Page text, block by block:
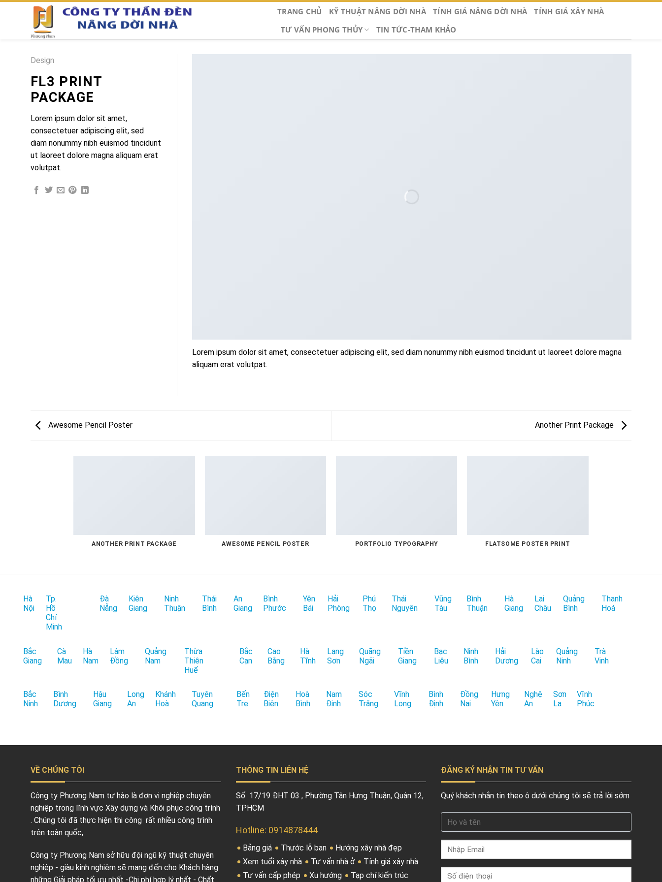
Chuyển
TRANG CHỦ KỸ THUẬT NÂNG DỜI NHÀ TÍNH GIÁ NÂNG DỜI NHÀ
TÍNH GIÁ XÂY NHÀ
TƯ VẤN PHONG THỦY
TIN TỨC-THAM KHẢO
Design
FL3 PRINT
PACKAGE
Lorem ipsum dolor sit amet,
consectetuer adipiscing elit, sed
diam nonummy nibh euismod tincidunt
ut laoreet dolore magna aliquam erat
volutpat.
Lorem ipsum dolor sit amet, consectetuer adipiscing elit, sed diam nonummy nibh euismod tincidunt ut laoreet dolore magna
aliquam erat volutpat.
Awesome Pencil Poster Another Print Package
ANOTHER PRINT PACKAGE AWESOME PENCIL POSTER PORTFOLIO TYPOGRAPHY FLATSOME POSTER PRINT
Hà
Nội
Tp.
Hồ
Chí
Minh
Đà
Nẵng
Kiên
Giang
Ninh
Thuận
Thái
Bình
An
Giang
Bình
Phước
Yên
Bái
Hải
Phòng
Phú
Thọ
Thái
Nguyên
Vũng
Tàu
Bình
Thuận
Hà
Giang
Lai
Châu
Quảng
Bình
Thanh
Hoá
Bắc
Giang
Cà
Mau
Hà
Nam
Lâm
Đồng
Quảng
Nam
Thừa
Thiên
Huế
Bắc
Cạn
Cao
Bằng
Hà
Tĩnh
Lạng
Sơn
Quãng
Ngãi
Tiền
Giang
Bạc
Liêu
Ninh
Bình
Hải
Dương
Lào
Cai
Quảng
Ninh
Trà
Vinh
Bắc
Ninh
Bình
Dương
Hậu
Giang
Long
An
Khánh
Hoà
Tuyên
Quang
Bến
Tre
Điện
Biên
Hoà
Bình
Nam
Định
Sóc
Trăng
Vĩnh
Long
Bình
Định
Đồng
Nai
Hưng
Yên
Nghệ
An
Sơn
La
Vĩnh
Phúc
VỀ CHÚNG TÔI
Công ty Phương Nam tự hào là đơn vi nghiệp chuyên
nghiệp trong lĩnh vực Xây dựng và Khôi phục công trình
. Chúng tôi đã thực hiện thi công rất nhiều công trình
trên toàn quốc,
Công ty Phương Nam sở hữu đội ngũ kỹ thuật chuyên
nghiệp - giàu kinh nghiệm sẽ mang đến cho Khách hàng
những Giải pháp tối ưu nhất -Chi phí hợp lý nhất - Chất
THÔNG TIN LIÊN HỆ
Số 17/19 ĐHT 03 , Phường Tân Hưng Thuận, Quận 12,
TPHCM
Hotline: 0914878444
Bảng giá Thước lỗ ban
Hướng xây nhà đẹp
Xem tuổi xây nhà
Tư vấn nhà ở
Tính giá xây nhà
Tư vấn cấp phép
Xu hướng Tạp chí kiến trúc
ĐĂNG KÝ NHẬN TIN TƯ VẤN
Quý khách nhắn tin theo ô dưới chúng tôi sẽ trả lời sớm